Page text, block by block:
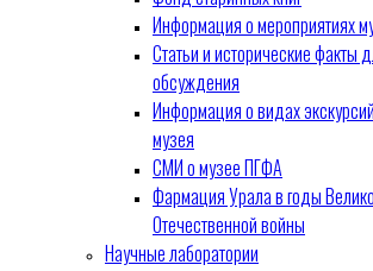
Информация о мероприятиях
Статьи и исторические факты
обсуждения
Информация о видах экскурсий
музея
СМИ о музее ПГФА
Фармация Урала в годы
Отечественной войны
Научные лаборатории